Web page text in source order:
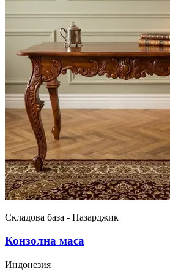
Складова база - Пазарджик
Конзолна маса
Индонезия